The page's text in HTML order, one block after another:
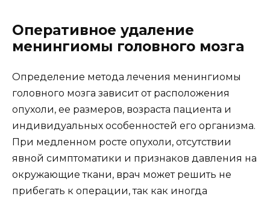
Оперативное удаление
менингиомы головного мозга
Определение метода лечения менингиомы
головного мозга зависит от расположения
опухоли, ее размеров, возраста пациента и
индивидуальных особенностей его организма.
При медленном росте опухоли, отсутствии
явной симптоматики и признаков давления на
окружающие ткани, врач может решить не
прибегать к операции, так как иногда